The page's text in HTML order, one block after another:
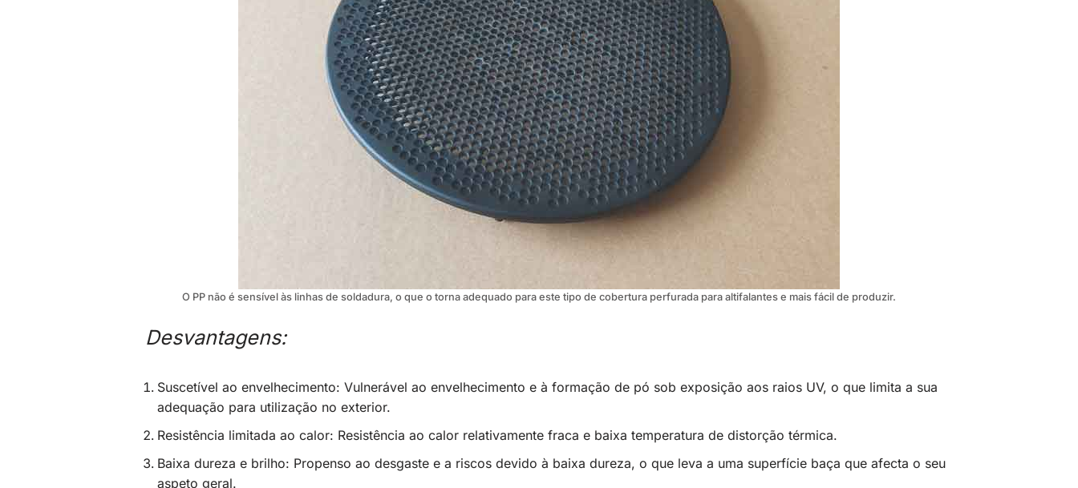
O PP não é sensível às linhas de soldadura, o que o torna adequado para este tipo de cobertura perfurada para altifalantes e mais fácil de produzir.
Desvantagens:
Suscetível ao envelhecimento: Vulnerável ao envelhecimento e à formação de pó sob exposição aos raios UV, o que limita a sua
adequação para utilização no exterior.
Resistência limitada ao calor: Resistência ao calor relativamente fraca e baixa temperatura de distorção térmica.
Baixa dureza e brilho: Propenso ao desgaste e a riscos devido à baixa dureza, o que leva a uma superfície baça que afecta o seu
aspeto geral.